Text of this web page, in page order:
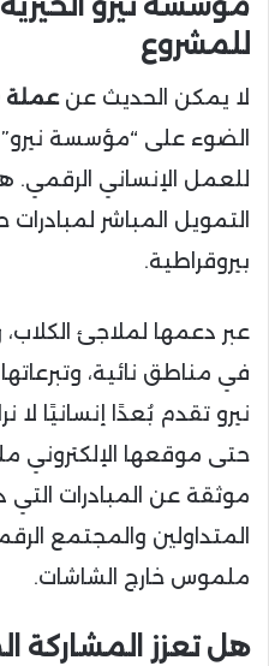
للمشروع
لا يمكن الحديث عنعملة NEIRO
الضوء على “مؤسسة
للعمل الإنساني
التمويل المباشر
بيروقراطية.
عبر دعمها لملاجئ
في مناطق نائية،
نيرو تقدم بُعدًا إنسانيًا
حتى موقعها
موثقة عن المبادرات التي
المتداولين والمجتمع
ملموس خارج الشاشات.
هل تعزز المشاركة